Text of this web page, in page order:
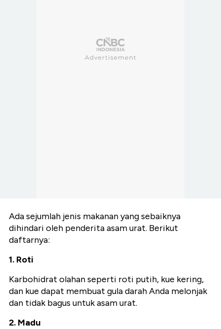
Ada sejumlah jenis makanan yang sebaiknya
dihindari oleh penderita asam urat. Berikut
daftarnya:
1. Roti
Karbohidrat olahan seperti roti putih, kue kering,
dan kue dapat membuat gula darah Anda melonjak
dan tidak bagus untuk asam urat.
2. Madu